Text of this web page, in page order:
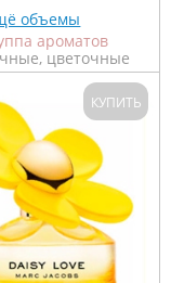
объемы
ароматов
цветочные
КУПИТЬ